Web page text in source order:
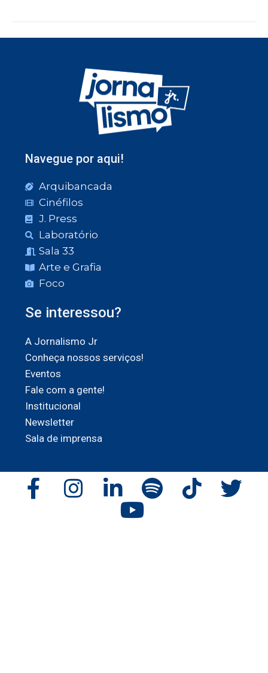
Navegue por aqui!
Arquibancada
Cinéfilos
J. Press
Laboratório
Sala 33
Arte e Grafia
Foco
Se interessou?
A Jornalismo Jr
Conheça nossos serviços!
Eventos
Fale com a gente!
Institucional
Newsletter
Sala de imprensa